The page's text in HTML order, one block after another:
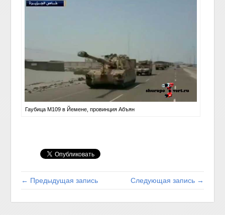
Гаубица M109 в Йемене, провинция Абъян
← Предыдущая запись Следующая запись →